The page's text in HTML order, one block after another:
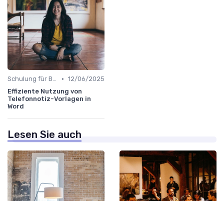
Schulung für Büroleiter • 12/06/2025
Effiziente Nutzung von
Telefonnotiz-Vorlagen in
Word
Lesen Sie auch